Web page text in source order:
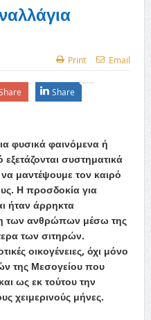
Print Email
Share
φυσικά φαινόμενα ή
συστηματικά
μαντέψουμε τον καιρό
Η προσδοκία για
ήταν άρρηκτα
των ανθρώπων μέσω της
των σιτηρών.
οικογένειες, όχι μόνο
της Μεσογείου που
ως εκ τούτου την
χειμερινούς μήνες.